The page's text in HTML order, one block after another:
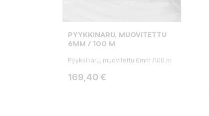
PYYKKINARU, MUOVITETTU
6MM / 100 M
Pyykkinaru, muovitettu 6mm /100 m
Hinta
169,40 €